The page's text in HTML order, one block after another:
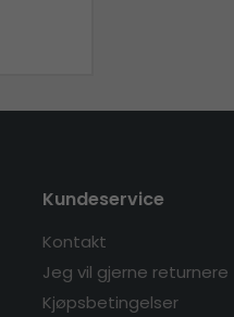
Kundeservice
Kontakt
Jeg vil gjerne returnere
Kjøpsbetingelser